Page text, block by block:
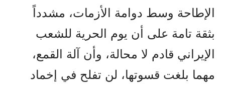
الإطاحة وسط دوامة الأزمات، مشدداً
بثقة تامة على أن يوم الحرية للشعب
الإيراني قادم لا محالة، وأن آلة القمع،
مهما بلغت قسوتها، لن تفلح في إخماد